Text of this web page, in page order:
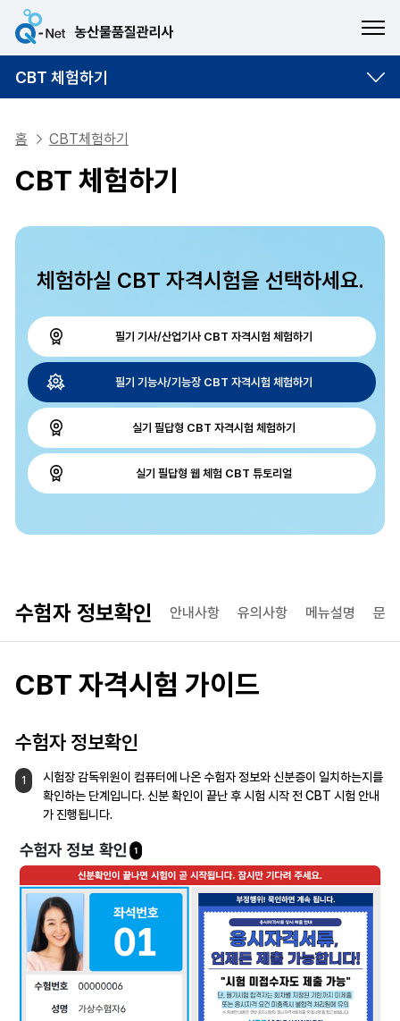
CBT 체험하기
홈 CBT체험하기
CBT 체험하기
체험하실 CBT 자격시험을 선택하세요.
필기 기사/산업기사 CBT 자격시험 체험하기
필기 기능사/기능장 CBT 자격시험 체험하기
실기 필답형 CBT 자격시험 체험하기
실기 필답형 웹 체험 CBT 튜토리얼
수험자 정보확인 안내사항 유의사항 메뉴설명 문
CBT 자격시험 가이드
수험자 정보확인
1 시험장 감독위원이 컴퓨터에 나온 수험자정보와 신분증이 일치하는지를
확인하는 단계입니다. 신분 확인이 끝난 후 시험 시작 전CBT 시험 안내
가 진행됩니다.